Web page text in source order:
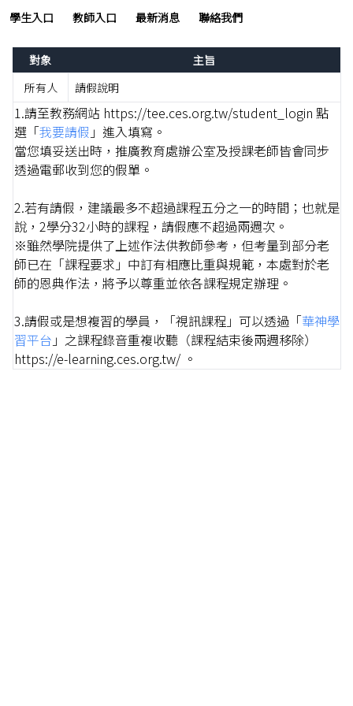
學生入口 教師入口 最新消息 聯絡我們
對象
主旨
所有人
請假說明
1.請至教務網站 https://tee.ces.org.tw/student_login 點
選「我要請假 」進入填寫。
當您填妥送出時，推廣教育處辦公室及授課老師皆會同步
透過電郵收到您的假單。
2.若有請假，建議最多不超過課程五分之一的時間；也就是
說，2學分32小時的課程，請假應不超過兩週次。
※雖然學院提供了上述作法供教師參考，但考量到部分老
師已在「課程要求」中訂有相應比重與規範，本處對於老
師的恩典作法，將予以尊重並依各課程規定辦理。
3.請假或是想複習的學員，「視訊課程」可以透過「華神學
習平台 」之課程錄音重複收聽（課程結束後兩週移除）
https://e-learning.ces.org.tw/ 。